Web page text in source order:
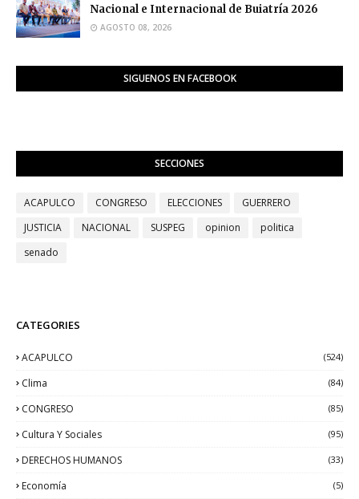
Nacional e Internacional de Buiatría 2026
AGOSTO 08, 2026
SIGUENOS EN FACEBOOK
SECCIONES
ACAPULCO CONGRESO ELECCIONES
GUERRERO
JUSTICIA
NACIONAL SUSPEG opinion
politica
senado
CATEGORIES
ACAPULCO (524)
Clima (84)
CONGRESO (85)
Cultura Y Sociales (95)
DERECHOS HUMANOS (33)
Economía (5)